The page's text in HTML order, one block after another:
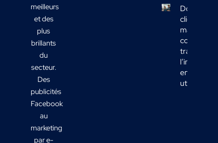
meilleurs
et des
plus
brillants
du
secteur.
Des
publicités
Facebook
au
marketing
par e-
Données
clients
marketing :
comment
en actions
utiles ?